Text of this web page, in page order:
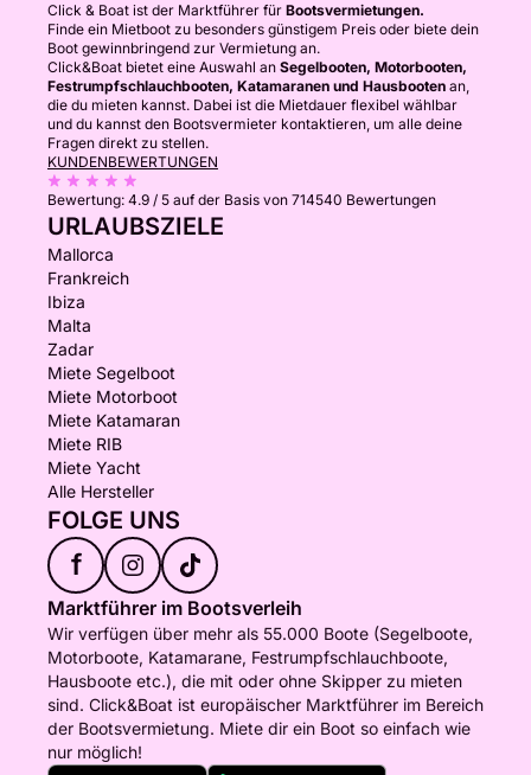
Click & Boat ist der Marktführer für Bootsvermietungen.
Finde ein Mietboot zu besonders günstigem Preis oder biete dein
Boot gewinnbringend zur Vermietung an.
Click&Boat bietet eine Auswahl an Segelbooten, Motorbooten,
Festrumpfschlauchbooten, Katamaranen und Hausbooten an,
die du mieten kannst. Dabei ist die Mietdauer flexibel wählbar
und du kannst den Bootsvermieter kontaktieren, um alle deine
Fragen direkt zu stellen.
KUNDENBEWERTUNGEN
Bewertung: 4.9 / 5 auf der Basis von 714540 Bewertungen
URLAUBSZIELE
Mallorca
Frankreich
Ibiza
Malta
Zadar
Miete Segelboot
Miete Motorboot
Miete Katamaran
Miete RIB
Miete Yacht
Alle Hersteller
FOLGE UNS
f
Marktführer im Bootsverleih
Wir verfügen über mehr als 55.000 Boote (Segelboote,
Motorboote, Katamarane, Festrumpfschlauchboote,
Hausboote etc.), die mit oder ohne Skipper zu mieten
sind. Click&Boat ist europäischer Marktführer im Bereich
der Bootsvermietung. Miete dir ein Boot so einfach wie
nur möglich!